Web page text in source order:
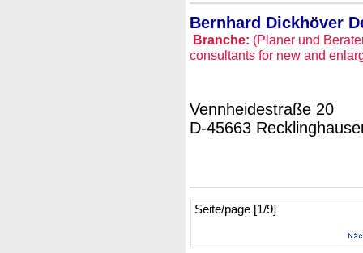
Bernhard Dickhöver
Branche: (Planer und
consultants for new and
Vennheidestraße 20
D-45663
Seite/page [1/9]